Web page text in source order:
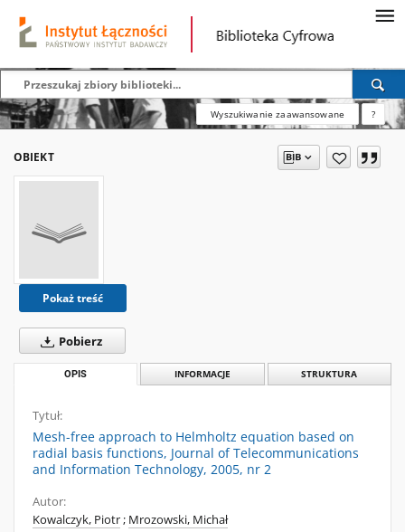
Wyszukiwanie zaawansowane ?
OBIEKT
Pokaż treść
Pobierz
OPIS INFORMACJE STRUKTURA
Tytuł:
Mesh-free approach to Helmholtz equation based on
radial basis functions, Journal of Telecommunications
and Information Technology, 2005, nr 2
Autor:
Kowalczyk, Piotr; Mrozowski, Michał